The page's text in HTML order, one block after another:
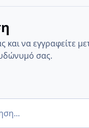
να εγγραφείτε
σας.